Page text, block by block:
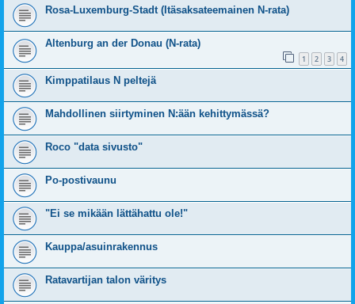
Rosa-Luxemburg-Stadt (Itäsaksateemainen N-rata)
Altenburg an der Donau (N-rata)
1 2 3 4
Kimppatilaus N peltejä
Mahdollinen siirtyminen N:ään kehittymässä?
Roco "data sivusto"
Po-postivaunu
"Ei se mikään lättähattu ole!"
Kauppa/asuinrakennus
Ratavartijan talon väritys